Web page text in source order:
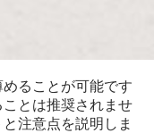
ることが可能です
とは推奨されませ
注意点を説明しま